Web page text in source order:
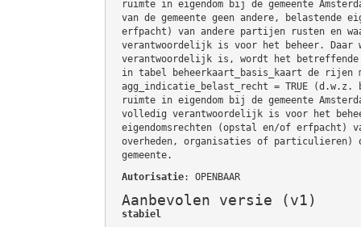
ruimte in eigendom bij de gemeente
van de gemeente geen andere, belastende
erfpacht) van andere partijen rusten en
verantwoordelijk is voor het beheer. Daar
verantwoordelijk is, wordt het
in tabel beheerkaart_basis_kaart de rijen
agg_indicatie_belast_recht = TRUE
ruimte in eigendom bij de gemeente
volledig verantwoordelijk is voor het
eigendomsrechten (opstal en/of erfpacht)
overheden, organisaties of particulieren)
gemeente.
Autorisatie: OPENBAAR
Aanbevolen versie (v1)
stabiel